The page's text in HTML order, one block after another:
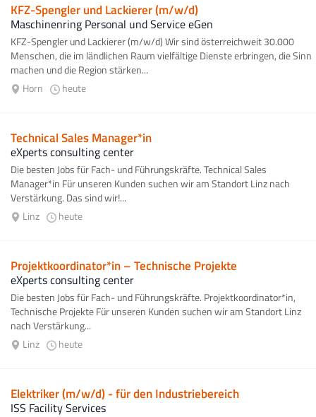
KFZ-Spengler und Lackierer (m/w/d)
Maschinenring Personal und Service eGen
KFZ-Spengler und Lackierer (m/w/d) Wir sind österreichweit 30.000
Menschen, die im ländlichen Raum vielfältige Dienste erbringen, die Sinn
machen und die Region stärken...
Horn
heute
Technical Sales Manager*in
eXperts consulting center
Die besten Jobs für Fach- und Führungskräfte. Technical Sales
Manager*in Für unseren Kunden suchen wir am Standort Linz nach
Verstärkung. Das sind wir!...
Linz
heute
Projektkoordinator*in – Technische Projekte
eXperts consulting center
Die besten Jobs für Fach- und Führungskräfte. Projektkoordinator*in,
Technische Projekte Für unseren Kunden suchen wir am Standort Linz
nach Verstärkung...
Linz
heute
Elektriker (m/w/d) - für den Industriebereich
ISS Facility Services